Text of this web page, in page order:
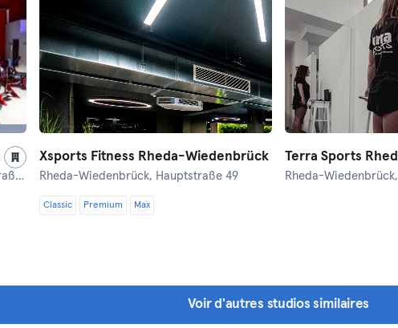
29
Xsports Fitness Rheda-Wiedenbrück
Rheda-Wiedenbrück, Hauptstraße 49
Classic Premium Max
Rheda-Wiedenbrück,
Voir d'autres studios similaires